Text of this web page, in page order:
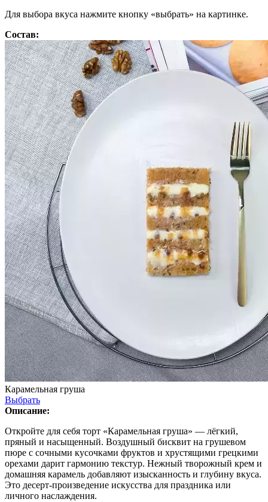
Для выбора вкуса нажмите кнопку «выбрать» на картинке.
Состав:
Карамельная груша
Выбрать
Описание:
Откройте для себя торт «Карамельная груша» — лёгкий,
пряный и насыщенный. Воздушный бисквит на грушевом
пюре с сочными кусочками фруктов и хрустящими грецкими
орехами дарит гармонию текстур. Нежный творожный крем и
домашняя карамель добавляют изысканность и глубину вкуса.
Это десерт-произведение искусства для праздника или
личного наслаждения.